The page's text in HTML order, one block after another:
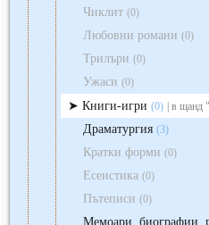
Чиклит (0)
Любовни романи (0)
Трилъри (0)
Ужаси (0)
Книги-игри (0) | в
Драматургия (3)
Кратки форми (0)
Есеистика (0)
Пътеписи (0)
Мемоари, биографии,